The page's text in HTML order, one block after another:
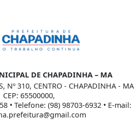
DE CHAPADINHA – MA
Nº 310, CENTRO - CHAPADINHA - MA
CEP: 65500000,
• Telefone: (98) 98703-6932 • E-mail: